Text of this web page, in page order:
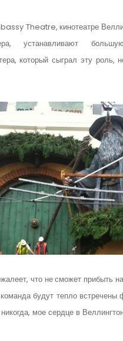
Theatre, кинотеатре
устанавливают
который сыграл эту роль,
что не сможет прибыть
будут тепло встречены
мое сердце в